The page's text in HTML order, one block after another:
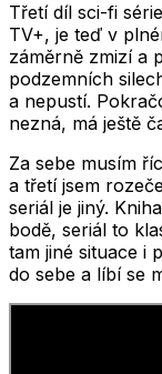
Třetí díl sci-fi
TV+, je teď v
záměrně zmizí a
podzemních
a nepustí.
nezná, má ještě
Za sebe musím
a třetí jsem
seriál je jiný.
bodě, seriál to
tam jiné situace i
do sebe a líbí se